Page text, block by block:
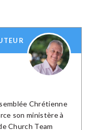
Chrétienne
son ministère à
Church Team